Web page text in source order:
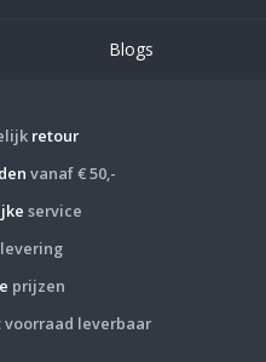
Blogs
retour
vanaf € 50,-
service
levering
prijzen
voorraad leverbaar